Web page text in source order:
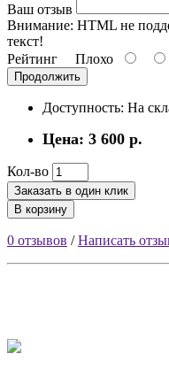
Ваш отзыв
Внимание: HTML не
текст!
Рейтинг Плохо
Продолжить
Доступность: На
Цена: 3 600 р.
Кол-во
Заказать в один клик
В корзину
0 отзывов /Написать